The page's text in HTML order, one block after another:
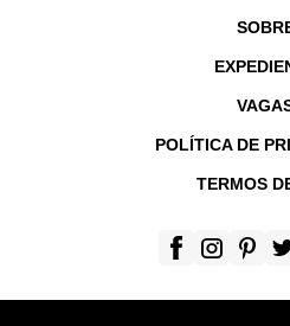
POLÍTICA DE
TERMOS